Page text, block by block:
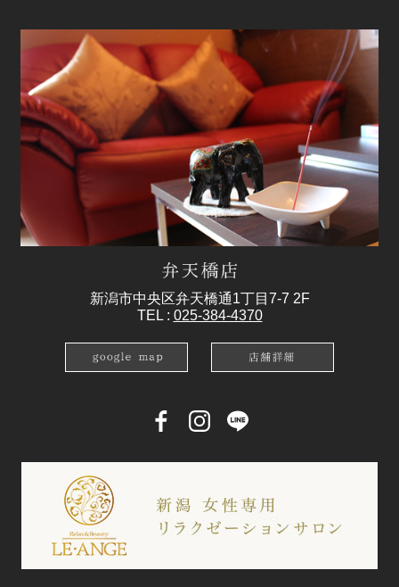
新潟市中央区弁天橋通1丁目7-7 2F
TEL : 025-384-4370